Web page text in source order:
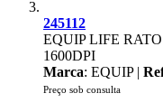
245112
EQUIP LIFE
1600DPI
Marca: EQUIP |
Preço sob consulta